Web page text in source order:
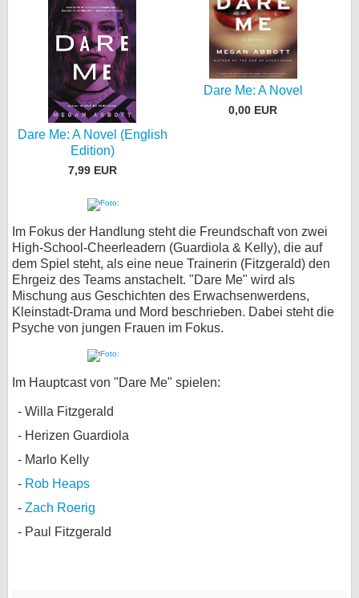
Dare Me: A Novel (English
Edition)
7,99 EUR
Dare Me: A Novel
0,00 EUR
Im Fokus der Handlung steht die Freundschaft von zwei
High-School-Cheerleadern (Guardiola & Kelly), die auf
dem Spiel steht, als eine neue Trainerin (Fitzgerald) den
Ehrgeiz des Teams anstachelt. "Dare Me" wird als
Mischung aus Geschichten des Erwachsenwerdens,
Kleinstadt-Drama und Mord beschrieben. Dabei steht die
Psyche von jungen Frauen im Fokus.
Im Hauptcast von "Dare Me" spielen:
Willa Fitzgerald
Herizen Guardiola
Marlo Kelly
Rob Heaps
Zach Roerig
Paul Fitzgerald